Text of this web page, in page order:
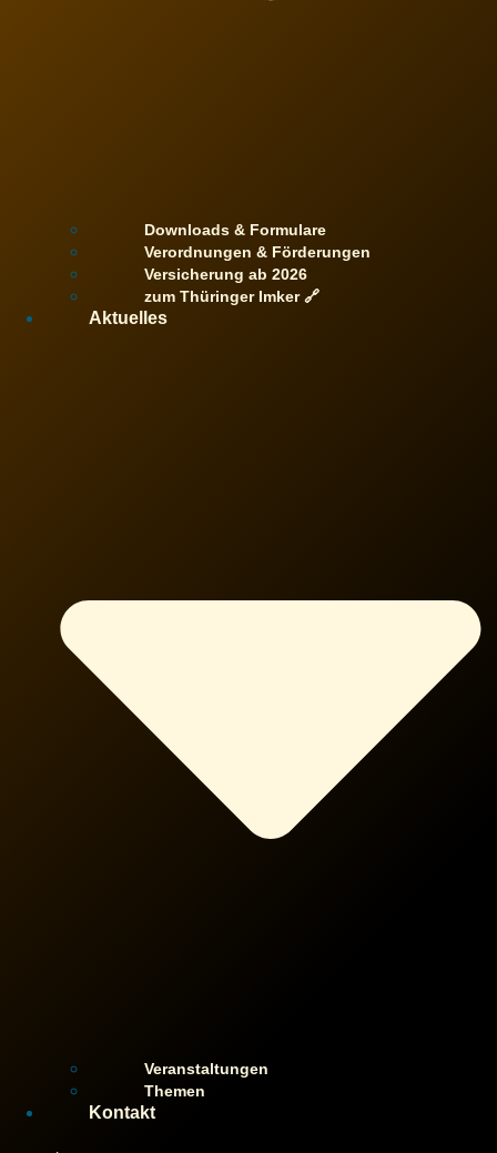
Downloads & Formulare
Verordnungen & Förderungen
Versicherung ab 2026
zum Thüringer Imker 🔗
Aktuelles
Veranstaltungen
Themen
Kontakt